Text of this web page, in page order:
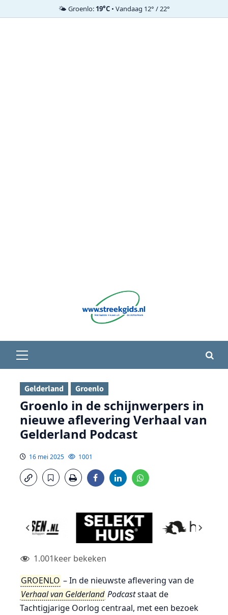
🌤️ Groenlo: 19°C• Vandaag 12° / 22°
menu
Gelderland Groenlo
Groenlo in de schijnwerpers in
nieuwe aflevering Verhaal van
Gelderland Podcast
16 mei 2025 1001
1.001keer bekeken
GROENLO – In de nieuwste aflevering van de
Verhaal van Gelderland Podcaststaat de
Tachtigjarige Oorlog centraal, met een bezoek